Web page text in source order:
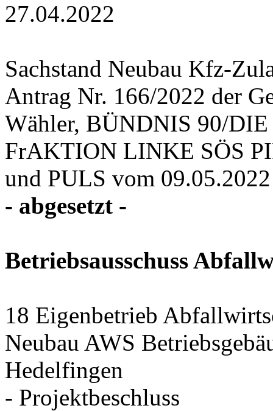
27.04.2022
Sachstand Neubau Kfz-
Antrag Nr. 166/2022 der
Wähler, BÜNDNIS 90/
FrAKTION LINKE SÖS
und PULS vom 09.05.2022
- abgesetzt -
Betriebsausschuss
18 Eigenbetrieb
Neubau AWS
Hedelfingen
- Projektbeschluss